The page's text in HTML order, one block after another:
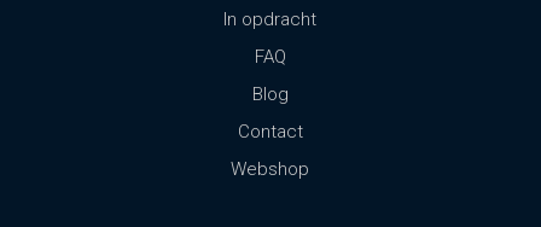
In opdracht
FAQ
Blog
Contact
Webshop